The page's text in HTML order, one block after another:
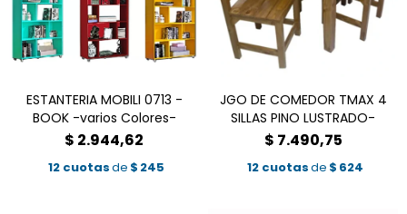
ESTANTERIA MOBILI 0713 -
BOOK -varios Colores-
$ 2.944,62
12 cuotasde $ 245
JGO DE COMEDOR TMAX 4
SILLAS PINO LUSTRADO-
$ 7.490,75
12 cuotasde $ 624